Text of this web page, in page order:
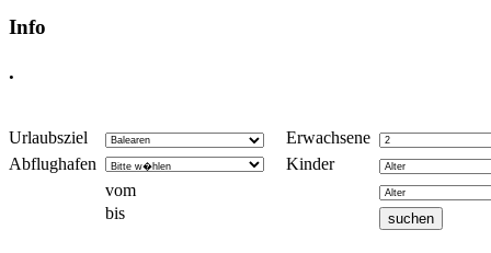
Info
.
Urlaubsziel
Erwachsene
Abflughafen
Kinder
vom
bis